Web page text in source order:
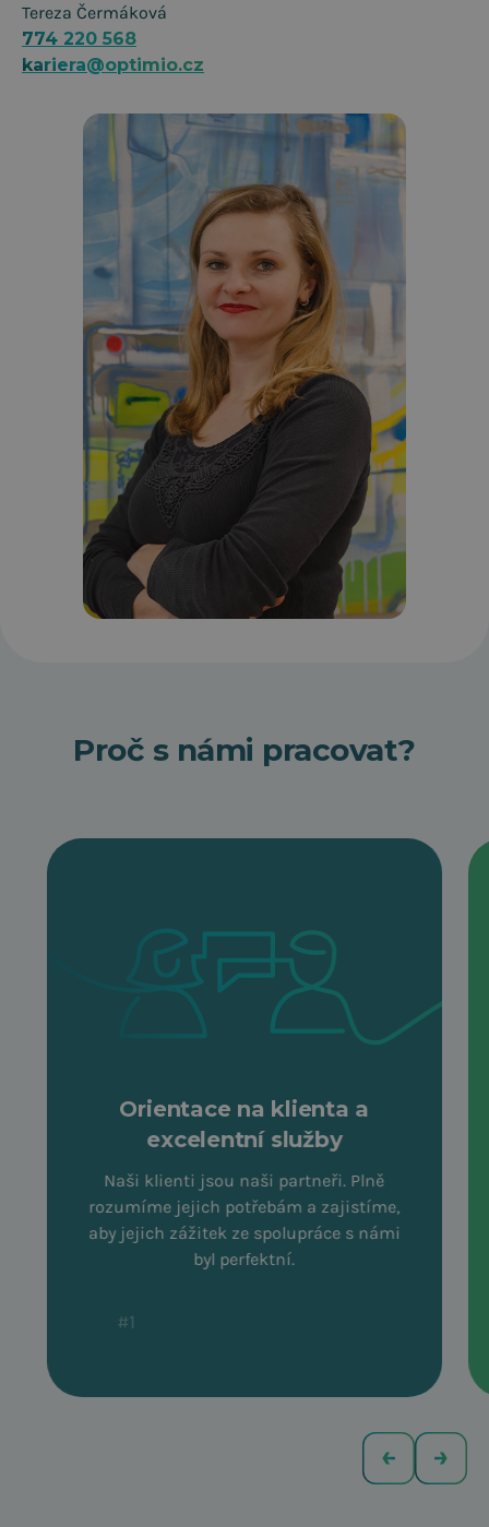
Tereza Čermáková
774 220 568
kariera@optimio.cz
Proč s námi pracovat?
Orientace na klienta a
excelentní služby
Naši klienti jsou naši partneři. Plně
rozumíme jejich potřebám a zajistíme,
aby jejich zážitek ze spolupráce s námi
byl perfektní.
#1